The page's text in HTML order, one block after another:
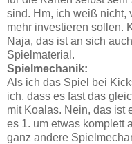
sind. Hm, ich weiß nicht,
mehr investieren sollen.
Naja, das ist an sich
Spielmaterial.
Spielmechanik:
Als ich das Spiel bei
ich, dass es fast das
mit Koalas. Nein, das ist
es 1. um etwas komplett
ganz andere